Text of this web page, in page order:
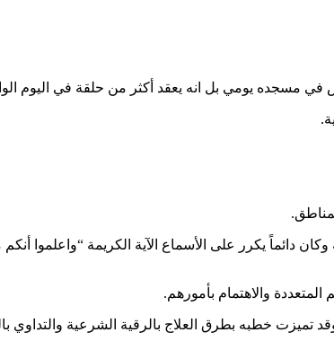
يكرر على الأسماع الآية الكريمة “واعلموا أنكم
بطرق العلاج بالرقية الشرعية والتداوي